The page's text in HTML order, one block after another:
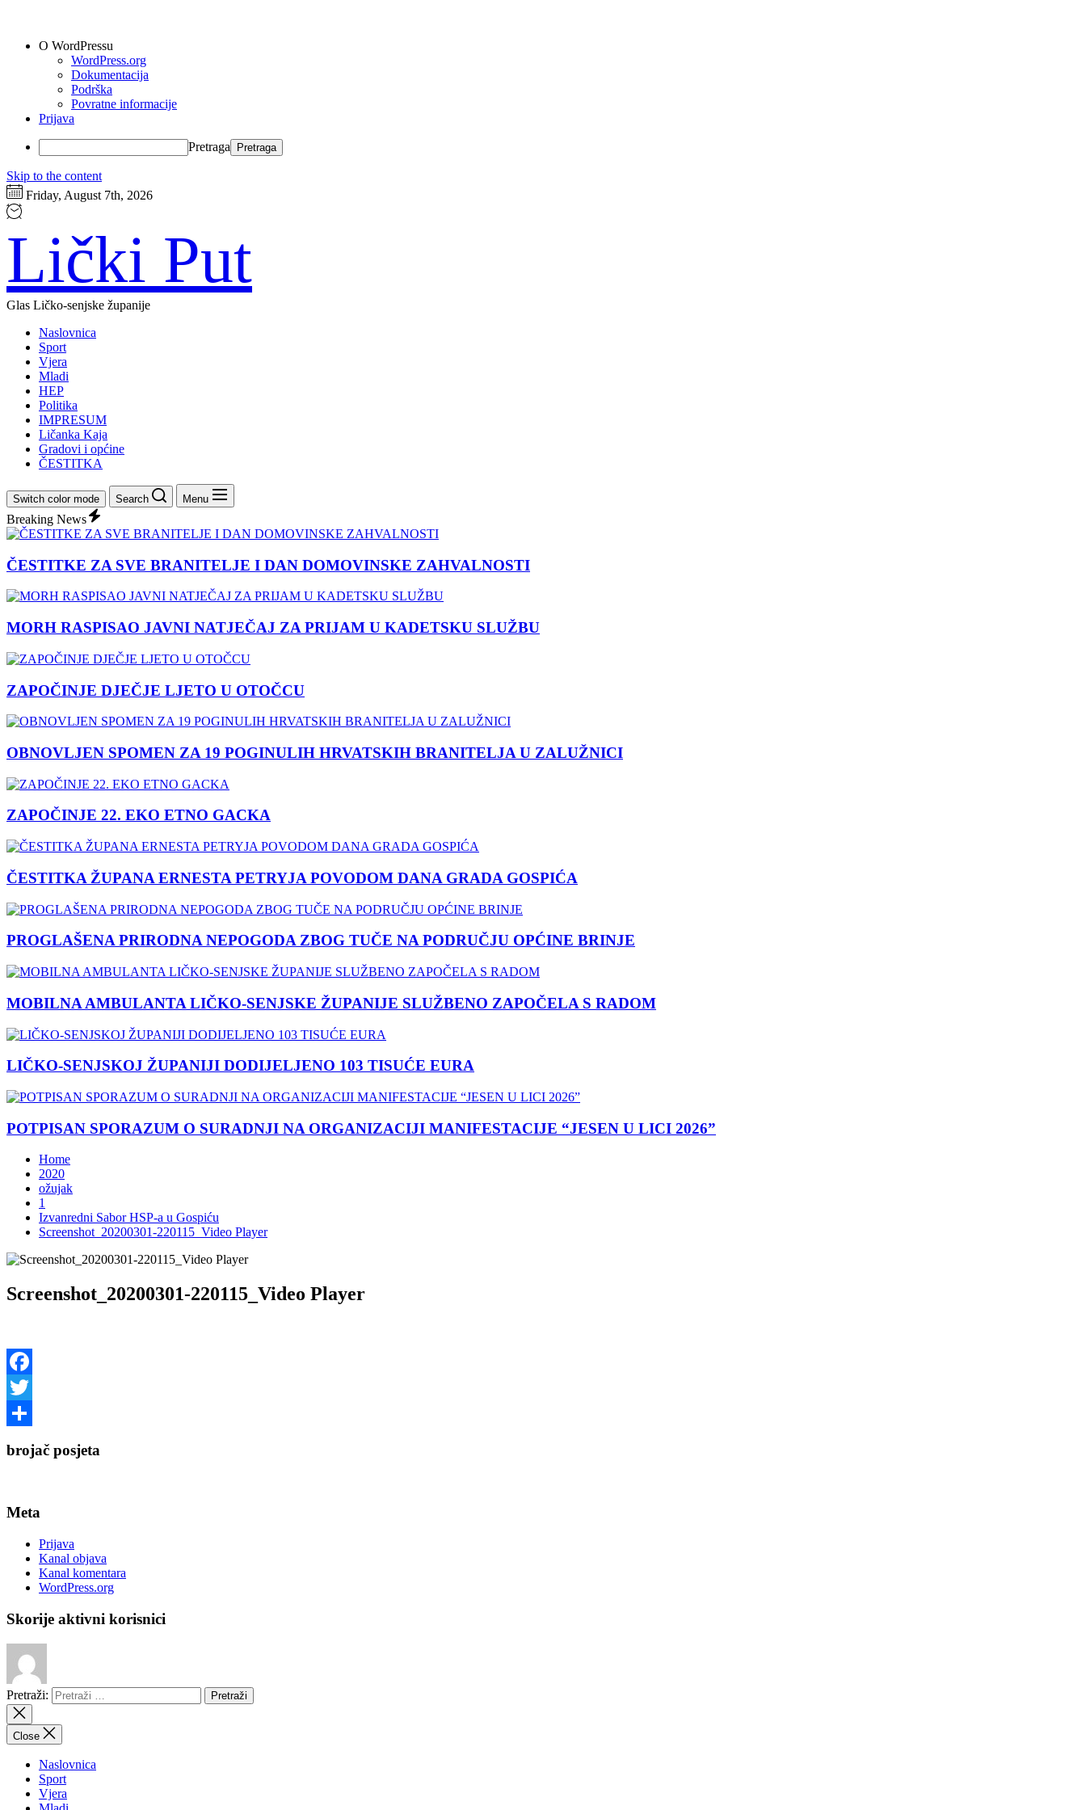
O WordPressu
WordPress.org
Dokumentacija
Podrška
Povratne informacije
Prijava
Pretraga
Skip to the content
Friday, August 7th, 2026
Lički Put
Glas Ličko-senjske županije
Naslovnica
Sport
Vjera
Mladi
HEP
Politika
IMPRESUM
Ličanka Kaja
Gradovi i općine
ČESTITKA
Switch color mode Search Menu
Breaking News
ČESTITKE ZA SVE BRANITELJE I DAN DOMOVINSKE ZAHVALNOSTI
MORH RASPISAO JAVNI NATJEČAJ ZA PRIJAM U KADETSKU SLUŽBU
ZAPOČINJE DJEČJE LJETO U OTOČCU
OBNOVLJEN SPOMEN ZA 19 POGINULIH HRVATSKIH BRANITELJA U ZALUŽNICI
ZAPOČINJE 22. EKO ETNO GACKA
ČESTITKA ŽUPANA ERNESTA PETRYJA POVODOM DANA GRADA GOSPIĆA
PROGLAŠENA PRIRODNA NEPOGODA ZBOG TUČE NA PODRUČJU OPĆINE BRINJE
MOBILNA AMBULANTA LIČKO-SENJSKE ŽUPANIJE SLUŽBENO ZAPOČELA S RADOM
LIČKO-SENJSKOJ ŽUPANIJI DODIJELJENO 103 TISUĆE EURA
POTPISAN SPORAZUM O SURADNJI NA ORGANIZACIJI MANIFESTACIJE “JESEN U LICI 2026”
Home
2020
ožujak
1
Izvanredni Sabor HSP-a u Gospiću
Screenshot_20200301-220115_Video Player
Screenshot_20200301-220115_Video Player
Facebook
Twitter
brojač posjeta
Meta
Prijava
Kanal objava
Kanal komentara
WordPress.org
Skorije aktivni korisnici
Pretraži:
Close
Naslovnica
Sport
Vjera